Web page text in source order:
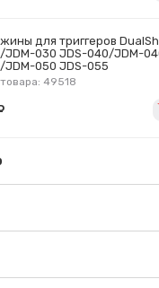
для триггеров
JDM-030 JDS-040/JDM-
JDM-050 JDS-055
49518